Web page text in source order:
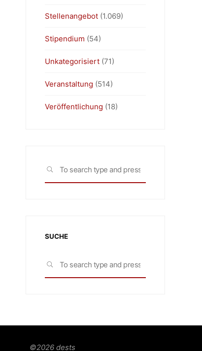
Stellenangebot(1.069)
Stipendium (54)
Unkategorisiert(71)
Veranstaltung (514)
Veröffentlichung (18)
SEARCH
SUCHE
SEARCH
©2026 dests